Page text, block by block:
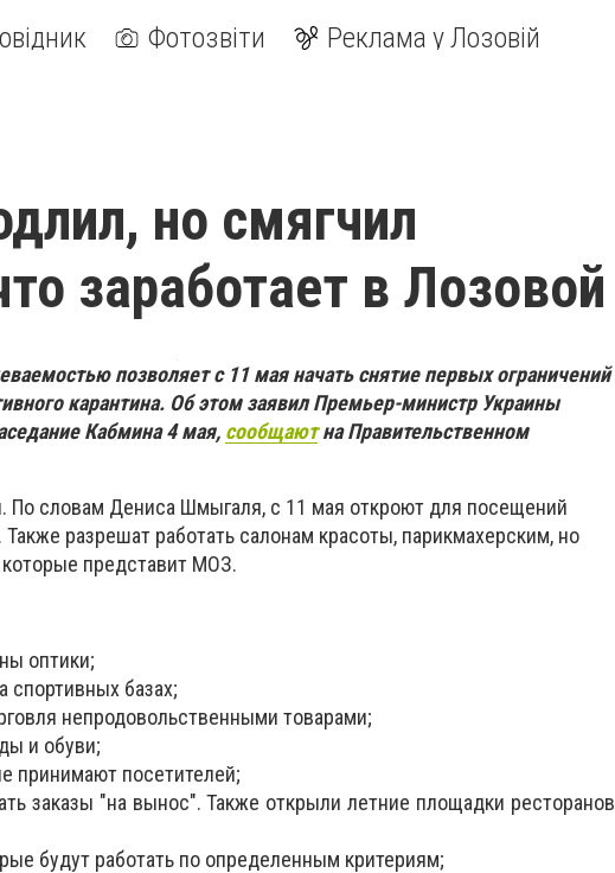
Фотозвіти Реклама у Лозовій
но смягчил
заработает в Лозовой
позволяет с 11 мая начать снятие первых ограничений
карантина. Об этом заявил Премьер-министр Украины
Кабмина 4 мая, сообщаютна Правительственном
По словам Дениса Шмыгаля, с 11 мая откроют для посещений
разрешат работать салонам красоты, парикмахерским, но
представит МОЗ.
оптики;
спортивных базах;
непродовольственными товарами;
и обуви;
принимают посетителей;
заказы "на вынос". Также открыли летние площадки ресторанов
будут работать по определенным критериям;